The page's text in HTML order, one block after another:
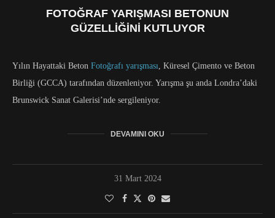
FOTOĞRAF YARIŞMASI BETONUN
GÜZELLIĞINI KUTLUYOR
Yılın Hayattaki Beton Fotoğrafı yarışması, Küresel Çimento ve Beton
Birliği (GCCA) tarafından düzenleniyor. Yarışma şu anda Londra’daki
Brunswick Sanat Galerisi’nde sergileniyor.
DEVAMINI OKU
31 Mart 2024